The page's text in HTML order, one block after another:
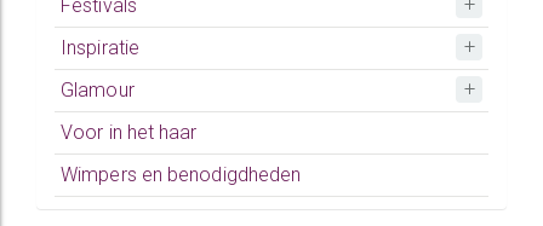
Festivals
Inspiratie
Glamour
Voor in het haar
Wimpers en benodigdheden